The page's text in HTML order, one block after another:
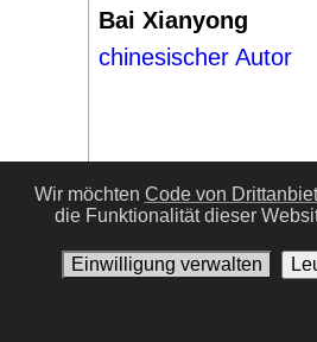
Bai Xianyong
chinesischer Autor
#13
Wir möchten Code von
die Funktionalität dieser
Einwilligung verwalten